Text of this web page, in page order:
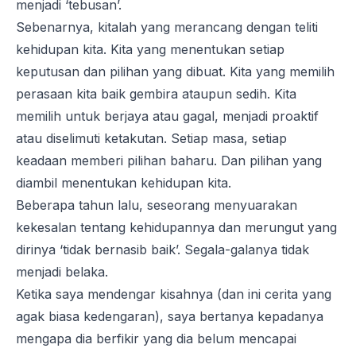
menjadi ‘tebusan’.
Sebenarnya, kitalah yang merancang dengan teliti
kehidupan kita. Kita yang menentukan setiap
keputusan dan pilihan yang dibuat. Kita yang memilih
perasaan kita baik gembira ataupun sedih. Kita
memilih untuk berjaya atau gagal, menjadi proaktif
atau diselimuti ketakutan. Setiap masa, setiap
keadaan memberi pilihan baharu. Dan pilihan yang
diambil menentukan kehidupan kita.
Beberapa tahun lalu, seseorang menyuarakan
kekesalan tentang kehidupannya dan merungut yang
dirinya ‘tidak bernasib baik’. Segala-galanya tidak
menjadi belaka.
Ketika saya mendengar kisahnya (dan ini cerita yang
agak biasa kedengaran), saya bertanya kepadanya
mengapa dia berfikir yang dia belum mencapai